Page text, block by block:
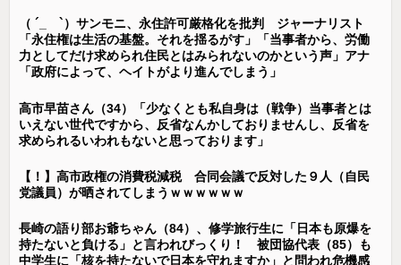
（ ´_ゝ`）サンモニ、永住許可厳格化を批判 ジャーナリスト
「永住権は生活の基盤。それを揺るがす」「当事者から、労働
力としてだけ求められ住民とはみられないのかという声」アナ
「政府によって、ヘイトがより進んでしまう」
高市早苗さん（34）「少なくとも私自身は（戦争）当事者とは
いえない世代ですから、反省なんかしておりませんし、反省を
求められるいわれもないと思っております」
【！】高市政権の消費税減税 合同会議で反対した９人（自民
党議員）が晒されてしまうｗｗｗｗｗｗ
長崎の語り部お爺ちゃん（84）、修学旅行生に「日本も原爆を
持たないと負ける」と言われびっくり！ 被団協代表（85）も
中学生に「核を持たないで日本を守れますか」と問われ危機感